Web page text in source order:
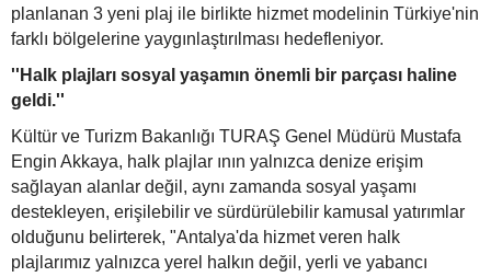
planlanan 3 yeni plaj ile birlikte hizmet modelinin Türkiye'nin
farklı bölgelerine yaygınlaştırılması hedefleniyor.
''Halk plajları sosyal yaşamın önemli bir parçası haline
geldi.''
Kültür ve Turizm Bakanlığı TURAŞ Genel Müdürü Mustafa
Engin Akkaya, halk plajlar ının yalnızca denize erişim
sağlayan alanlar değil, aynı zamanda sosyal yaşamı
destekleyen, erişilebilir ve sürdürülebilir kamusal yatırımlar
olduğunu belirterek, "Antalya'da hizmet veren halk
plajlarımız yalnızca yerel halkın değil, yerli ve yabancı